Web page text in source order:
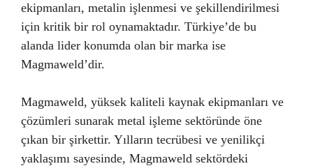
ekipmanları, metalin işlenmesi ve şekillendirilmesi
için kritik bir rol oynamaktadır. Türkiye’de bu
alanda lider konumda olan bir marka ise
Magmaweld’dir.
Magmaweld, yüksek kaliteli kaynak ekipmanları ve
çözümleri sunarak metal işleme sektöründe öne
çıkan bir şirkettir. Yılların tecrübesi ve yenilikçi
yaklaşımı sayesinde, Magmaweld sektördeki